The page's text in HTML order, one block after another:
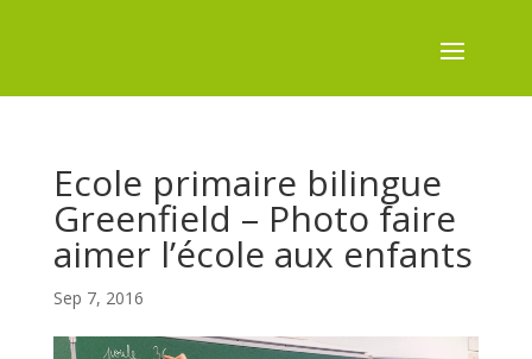
Ecole primaire bilingue
Greenfield – Photo faire
aimer l’école aux enfants
Sep 7, 2016